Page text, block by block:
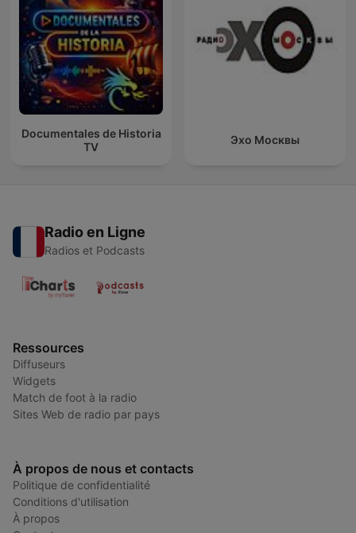
Documentales de Historia
TV
Эхо Москвы
Radio en Ligne
Radios et Podcasts
Ressources
Diffuseurs
Widgets
Match de foot à la radio
Sites Web de radio par pays
À propos de nous et contacts
Politique de confidentialité
Conditions d'utilisation
À propos